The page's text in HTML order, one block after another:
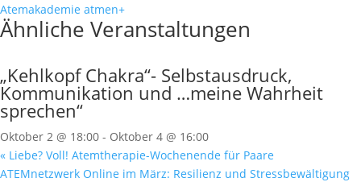
Atemakademie atmen+
Ähnliche Veranstaltungen
„Kehlkopf Chakra“- Selbstausdruck,
Kommunikation und …meine Wahrheit
sprechen“
Oktober 2 @ 18:00 - Oktober 4 @ 16:00
« Liebe? Voll! Atemtherapie-Wochenende für Paare
ATEMnetzwerk Online im März: Resilienz und Stressbewältigung